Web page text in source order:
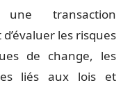
transaction
les risques
de change, les
liés aux lois et